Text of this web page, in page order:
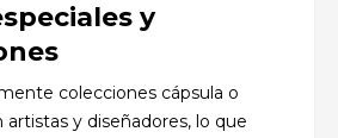
y
colecciones cápsula o
artistas y diseñadores, lo que